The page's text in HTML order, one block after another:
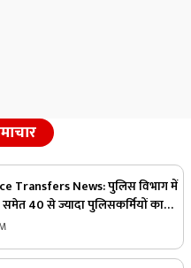
Transfers News: पुलिस विभाग में
40 से ज्यादा पुलिसकर्मियों का
किया आदेश, देखें किसकी कहां हुई